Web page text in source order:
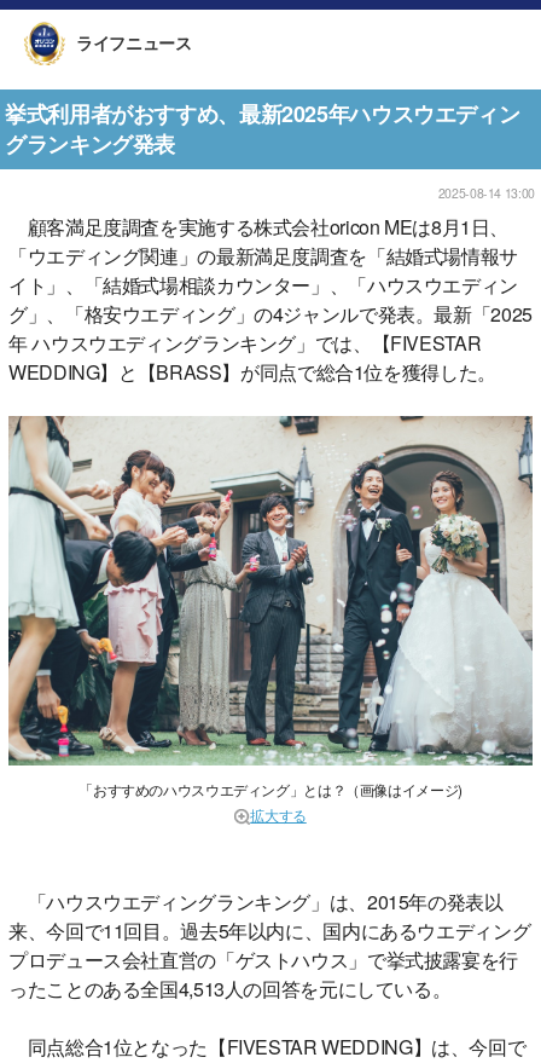
ライフニュース
挙式利用者がおすすめ、最新2025年ハウスウエディン
グランキング発表
2025-08-14 13:00
顧客満足度調査を実施する株式会社oricon MEは8月1日、
「ウエディング関連」の最新満足度調査を「結婚式場情報サ
イト」、「結婚式場相談カウンター」、「ハウスウエディン
グ」、「格安ウエディング」の4ジャンルで発表。最新「2025
年 ハウスウエディングランキング」では、【FIVESTAR
WEDDING】と【BRASS】が同点で総合1位を獲得した。
「おすすめのハウスウエディング」とは？（画像はイメージ)
拡大する
「ハウスウエディングランキング」は、2015年の発表以
来、今回で11回目。過去5年以内に、国内にあるウエディング
プロデュース会社直営の「ゲストハウス」で挙式披露宴を行
ったことのある全国4,513人の回答を元にしている。
同点総合1位となった【FIVESTAR WEDDING】は、今回で